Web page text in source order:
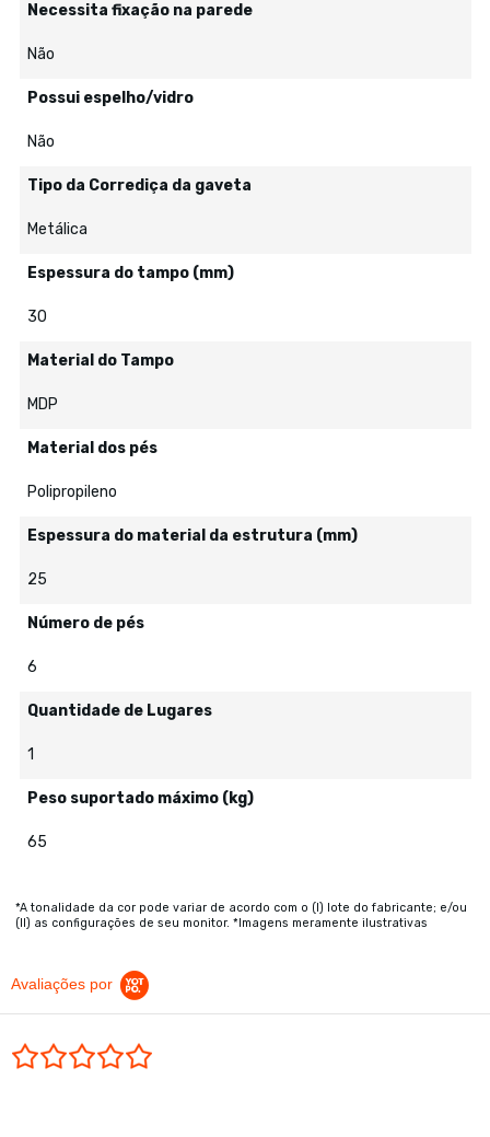
Necessita fixação na parede
Não
Possui espelho/vidro
Não
Tipo da Corrediça da gaveta
Metálica
Espessura do tampo (mm)
30
Material do Tampo
MDP
Material dos pés
Polipropileno
Espessura do material da estrutura (mm)
25
Número de pés
6
Quantidade de Lugares
1
Peso suportado máximo (kg)
65
*A tonalidade da cor pode variar de acordo com o (I) lote do fabricante; e/ou
(II) as configurações de seu monitor. *Imagens meramente ilustrativas
Avaliações por